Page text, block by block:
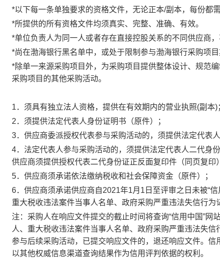
*以下每一条单独要求的资格文件，无论正本/副本，每份都
*所提供的所有资格文件均须真实、完整、准确、有效。
*单位负责人为同一人或者存在直接控股关系的不同供应商
*尚在渤海银行黑名单中，或处于限制参与渤海银行采购项
*除单一来源采购项目外，为采购项目提供整体设计、规范
采购项目的其他采购活动。
1．须具有独立法人资格，提供在有效期内的营业执照(副本)
2．须提供法定代表人身份证明书（原件）；
3．供应商委派授权代表参与采购活动的，须提供法定代表
4．法定代表人参与采购活动的，须提供法定代表人二代身
供应商须提供授权代表二代身份证正反面复印件（同页复印
5．供应商须承诺依法缴纳税收和社会保障资金（原件）；
6．供应商须承诺供应商自2021年1月1日至评审之日未被“
重大税收违法案件当事人名单、政府采购严重违法失信行为
注：采购人在响应文件提交的截止时间将查询“信用中国”
人、重大税收违法案件当事人名单、政府采购严重违法失
参与后续采购活动，已提交响应文件的，退还响应文件。
以其他权威信息渠道查询结果作为信用评判依据的权利。